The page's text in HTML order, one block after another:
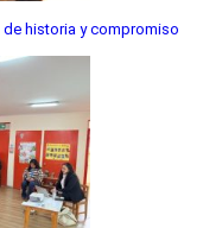
de historia y compromiso